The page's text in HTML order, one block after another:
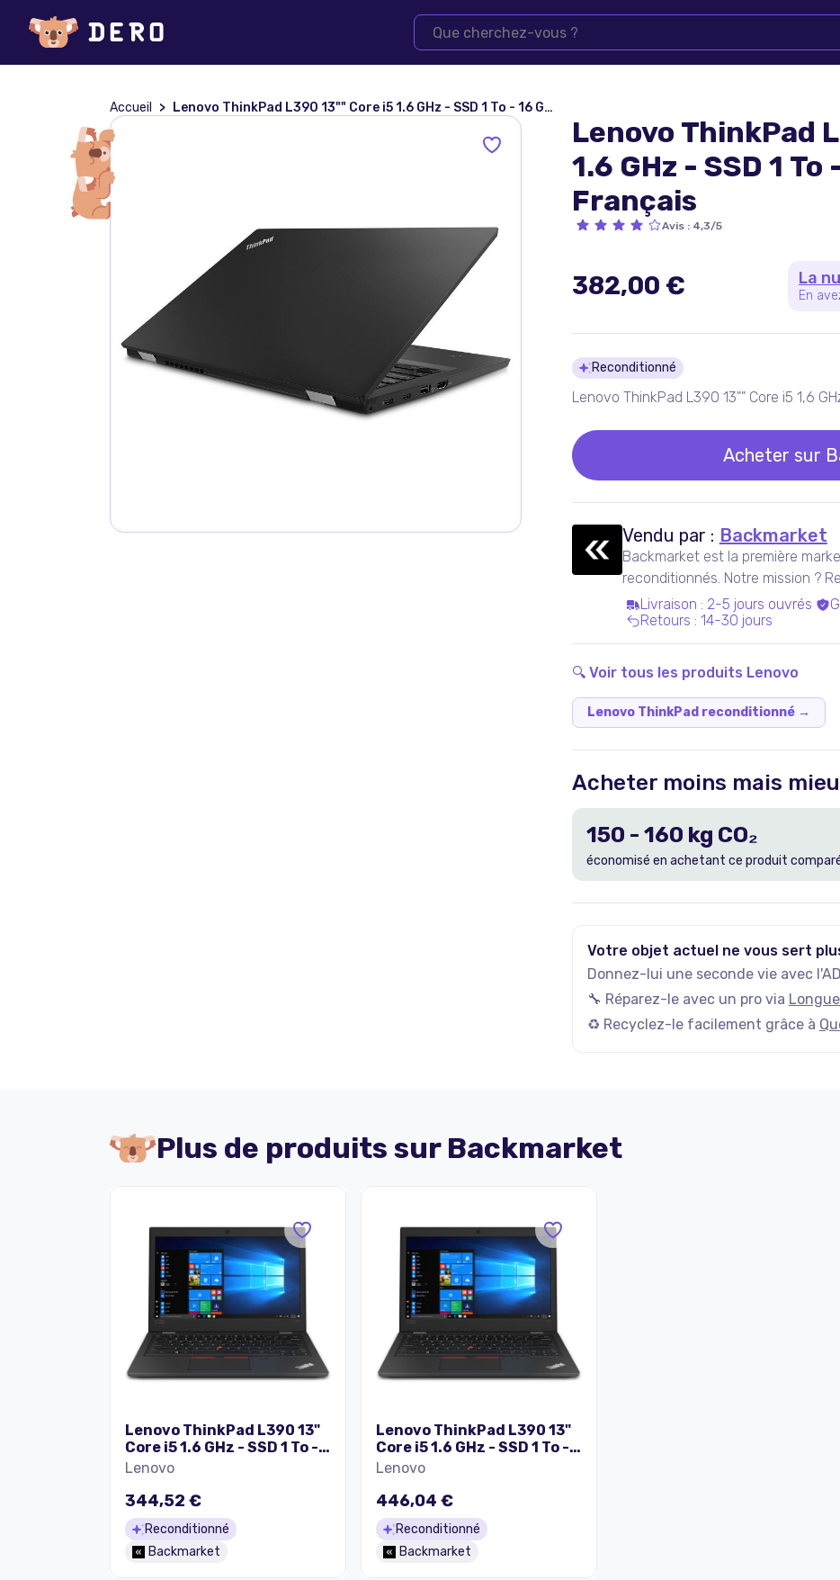
Accueil Lenovo ThinkPad L390 13"" Core i5 1.6 GHz - SSD 1 To - 16 Go AZERTY - Français
Lenovo ThinkPad
1.6 GHz - SSD 1 To
Français
Avis: 4,3/5
382,00 € La
En
Détails du produit
Reconditionné
Lenovo ThinkPad L390 13"" Core i5 1,6
Acheter sur
Vendu par : Backmarket
Backmarket est la première
reconditionnés. Notre mission ?
ressuscités mainstream.
Livraison : 2-5 jours ouvrés
Retours : 14-30 jours
🔍 Voir tous les produits Lenovo
Lenovo ThinkPad reconditionné→
Acheter moins mais
150 - 160 kg CO₂
économisé en achetant ce produit
Votre objet actuel ne vous sert
Donnez-lui une seconde vie avec
🔧 Réparez-le avec un pro via
♻️ Recyclez-le facilement grâce à
Plus de produits sur Backmarket
Lenovo ThinkPad L390 13"
Core i5 1.6 GHz - SSD 1 To -
16 Go AZERTY - Français
Lenovo
344,52 €
Reconditionné
Backmarket
Lenovo ThinkPad L390 13"
Core i5 1.6 GHz - SSD 1 To -
32 Go AZERTY - Français
Lenovo
446,04 €
Reconditionné
Backmarket